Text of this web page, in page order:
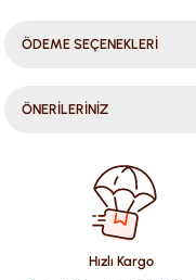
ÖDEME SEÇENEKLERİ
ÖNERİLERİNİZ
konularda yetersiz
kullanarak tarafımıza
Görüş ve önerileriniz için
Hızlı Kargo